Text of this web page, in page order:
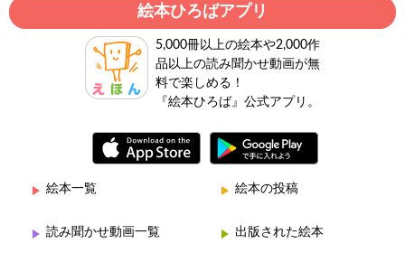
絵本ひろばアプリ
5,000冊以上の絵本や2,000作
品以上の読み聞かせ動画が無
料で楽しめる！
『絵本ひろば』公式アプリ。
絵本一覧 絵本の投稿
読み聞かせ動画一覧 出版された絵本